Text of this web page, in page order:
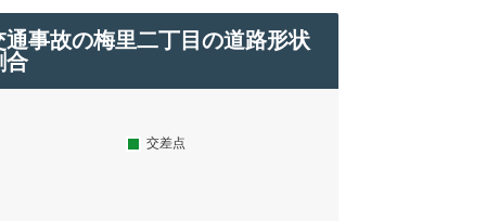
通事故の梅里二丁目の道路形状
合